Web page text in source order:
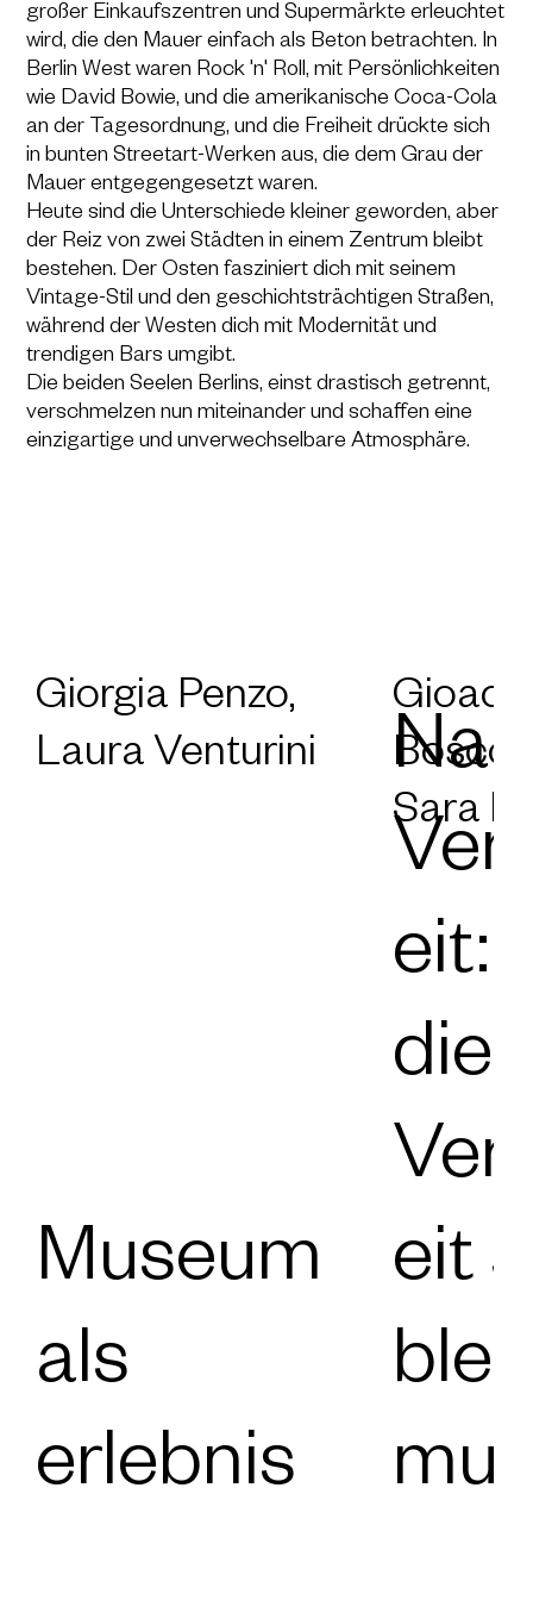
großer Einkaufszentren und Supermärkte erleuchtet
wird, die den Mauer einfach als Beton betrachten. In
Berlin West waren Rock 'n' Roll, mit Persönlichkeiten
wie David Bowie, und die amerikanische Coca-Cola
an der Tagesordnung, und die Freiheit drückte sich
in bunten Streetart-Werken aus, die dem Grau der
Mauer entgegengesetzt waren.
Heute sind die Unterschiede kleiner geworden, aber
der Reiz von zwei Städten in einem Zentrum bleibt
bestehen. Der Osten fasziniert dich mit seinem
Vintage-Stil und den geschichtsträchtigen Straßen,
während der Westen dich mit Modernität und
trendigen Bars umgibt.
Die beiden Seelen Berlins, einst drastisch getrennt,
verschmelzen nun miteinander und schaffen eine
einzigartige und unverwechselbare Atmosphäre.
Giorgia Penzo,
Laura Venturini
Museum
als
erlebnis
Sara
eit:
die
eit